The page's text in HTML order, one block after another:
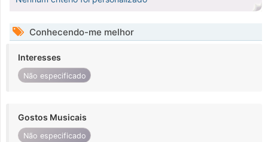
Conhecendo-me melhor
Interesses
Não especificado
Gostos Musicais
Não especificado